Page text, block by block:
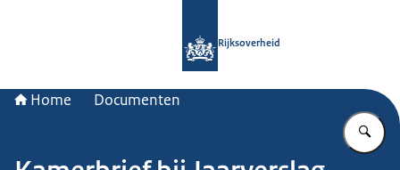
Rijksoverheid
Home Documenten